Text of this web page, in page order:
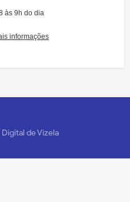
Digital de Vizela